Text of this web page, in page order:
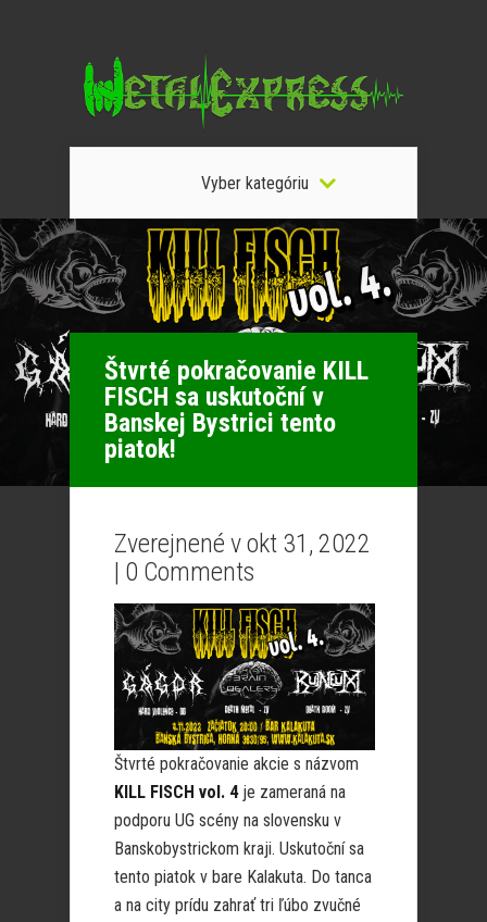
Vyber kategóriu
Štvrté pokračovanie KILL
FISCH sa uskutoční v
Banskej Bystrici tento
piatok!
Zverejnené v okt 31, 2022
| 0 Comments
Štvrté pokračovanie akcie s názvom
KILL FISCH vol. 4je zameraná na
podporu UG scény na slovensku v
Banskobystrickom kraji. Uskutoční sa
tento piatok v bare Kalakuta. Do tanca
a na city prídu zahrať tri ľúbo zvučné